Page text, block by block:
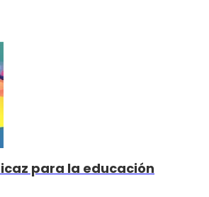
para la educación